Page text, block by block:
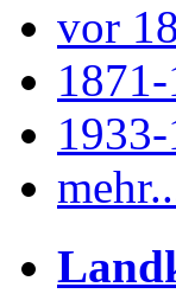
vor